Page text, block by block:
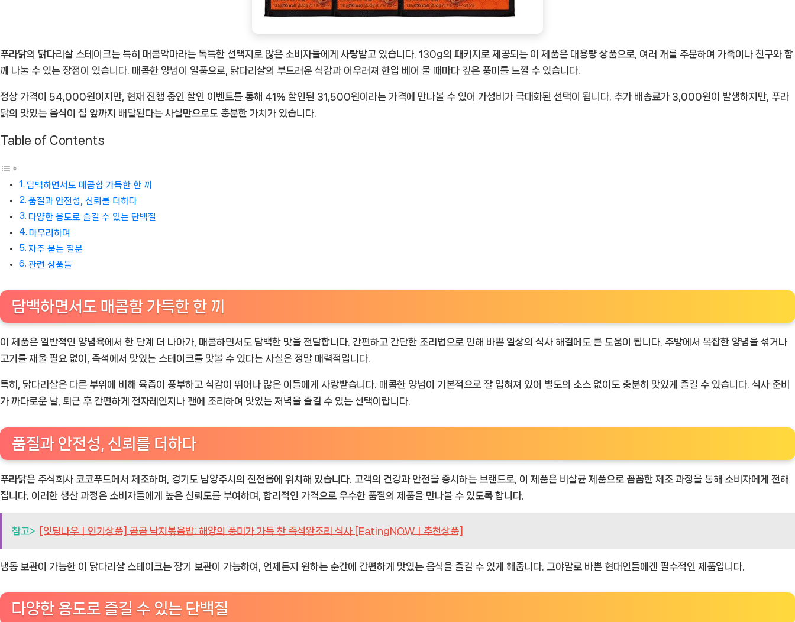
푸라닭의 닭다리살 스테이크는 특히 매콤악마라는 독특한 선택지로 많은 소비자들에게 사랑받고 있습니다. 130g의 패키지로 제공되는 이 제품은 대용량 상품으로, 여러 개를 주문하여 가족이나 친구와 함
께 나눌 수 있는 장점이 있습니다. 매콤한 양념이 일품으로, 닭다리살의 부드러운 식감과 어우러져 한입 베어 물 때마다 깊은 풍미를 느낄 수 있습니다.
정상 가격이 54,000원이지만, 현재 진행 중인 할인 이벤트를 통해 41% 할인된 31,500원이라는 가격에 만나볼 수 있어 가성비가 극대화된 선택이 됩니다. 추가 배송료가 3,000원이 발생하지만, 푸라
닭의 맛있는 음식이 집 앞까지 배달된다는 사실만으로도 충분한 가치가 있습니다.
Table of Contents
담백하면서도 매콤함 가득한 한 끼
품질과 안전성, 신뢰를 더하다
다양한 용도로 즐길 수 있는 단백질
마무리하며
자주 묻는 질문
관련 상품들
담백하면서도 매콤함 가득한 한 끼
이 제품은 일반적인 양념육에서 한 단계 더 나아가, 매콤하면서도 담백한 맛을 전달합니다. 간편하고 간단한 조리법으로 인해 바쁜 일상의 식사 해결에도 큰 도움이 됩니다. 주방에서 복잡한 양념을 섞거나
고기를 재울 필요 없이, 즉석에서 맛있는 스테이크를 맛볼 수 있다는 사실은 정말 매력적입니다.
특히, 닭다리살은 다른 부위에 비해 육즙이 풍부하고 식감이 뛰어나 많은 이들에게 사랑받습니다. 매콤한 양념이 기본적으로 잘 입혀져 있어 별도의 소스 없이도 충분히 맛있게 즐길 수 있습니다. 식사 준비
가 까다로운 날, 퇴근 후 간편하게 전자레인지나 팬에 조리하여 맛있는 저녁을 즐길 수 있는 선택이랍니다.
품질과 안전성, 신뢰를 더하다
푸라닭은 주식회사 코코푸드에서 제조하며, 경기도 남양주시의 진전읍에 위치해 있습니다. 고객의 건강과 안전을 중시하는 브랜드로, 이 제품은 비살균 제품으로 꼼꼼한 제조 과정을 통해 소비자에게 전해
집니다. 이러한 생산 과정은 소비자들에게 높은 신뢰도를 부여하며, 합리적인 가격으로 우수한 품질의 제품을 만나볼 수 있도록 합니다.
참고> [잇팅나우ㅣ인기상품] 곰곰 낙지볶음밥: 해양의 풍미가 가득 찬 즉석완조리 식사 [EatingNOWㅣ추천상품]
냉동 보관이 가능한 이 닭다리살 스테이크는 장기 보관이 가능하여, 언제든지 원하는 순간에 간편하게 맛있는 음식을 즐길 수 있게 해줍니다. 그야말로 바쁜 현대인들에겐 필수적인 제품입니다.
다양한 용도로 즐길 수 있는 단백질